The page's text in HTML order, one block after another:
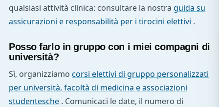
qualsiasi attività clinica: consultare la nostra guida su
assicurazioni e responsabilità per i tirocini elettivi .
Posso farlo in gruppo con i miei compagni di
università?
Sì, organizziamo corsi elettivi di gruppo personalizzati
per università, facoltà di medicina e associazioni
studentesche . Comunicaci le date, il numero di